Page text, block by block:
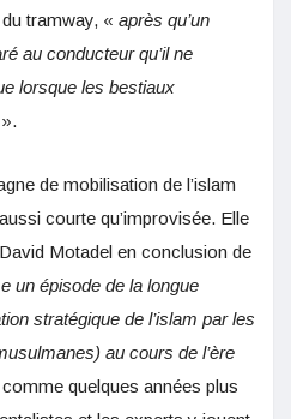
tramway, « après qu’un
au conducteur qu’il ne
lorsque les bestiaux
».
de mobilisation de l’islam
courte qu’improvisée. Elle
Motadel en conclusion de
un épisode de la longue
stratégique de l’islam par les
au cours de l’ère
quelques années plus